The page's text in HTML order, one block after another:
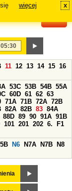
więcej x
11 12 13 14 15 16
53C 53B 54B 55A
60D 61 62 63
71A 71B 72A 72B
82A 82B 83 84A
88D 89 90 91A 91B
101 201 202 6.
F1
N6 N7A N7B
N8